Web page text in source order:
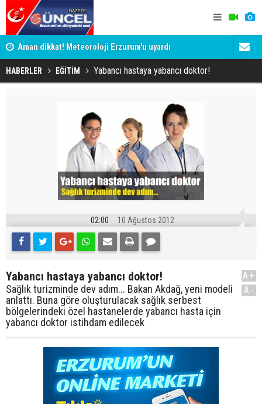
Aman dikkat! Meteoroloji Erzurum'u uyardı Güneş ve
HABERLER EĞİTİM Yabancı hastaya yabancı doktor!
02:00 10 Ağustos 2012
Yabancı hastaya yabancı doktor!
Sağlık turizminde dev adım... Bakan Akdağ, yeni modeli
anlattı. Buna göre oluşturulacak sağlık serbest
bölgelerindeki özel hastanelerde yabancı hasta için
yabancı doktor istihdam edilecek
A+
A-